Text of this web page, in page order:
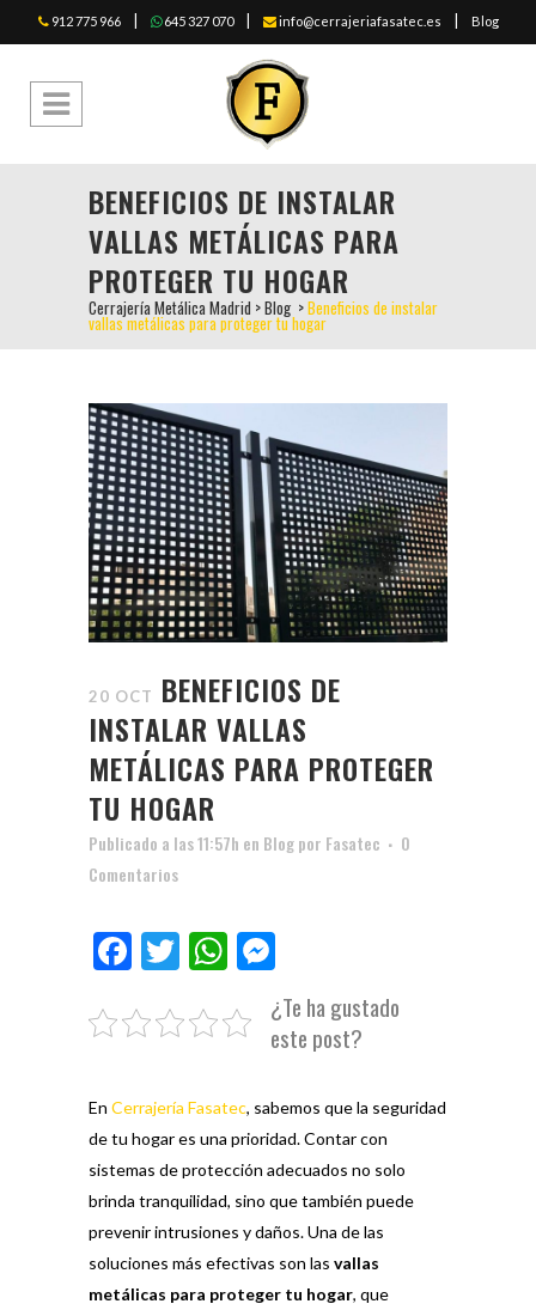
912 775 966 645 327 070 info@cerrajeriafasatec.es Blog
BENEFICIOS DE INSTALAR
VALLAS METÁLICAS PARA
PROTEGER TU HOGAR
Cerrajería Metálica Madrid >Blog >Beneficios de instalar
vallas metálicas para proteger tu hogar
20 OCT
BENEFICIOS DE
INSTALAR VALLAS
METÁLICAS PARA PROTEGER
TU HOGAR
Publicado a las 11:57h en Blogpor Fasatec
0
Comentarios
Facebook
TwitterWhatsApp
¿Te ha gustado
este post?
En Cerrajería Fasatec, sabemos que la seguridad
de tu hogar es una prioridad. Contar con
sistemas de protección adecuados no solo
brinda tranquilidad, sino que también puede
prevenir intrusiones y daños. Una de las
soluciones más efectivas son las vallas
metálicas para proteger tu hogar, que